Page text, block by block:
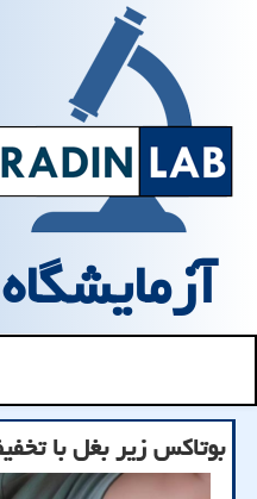
بوتاکس زیر بغل با